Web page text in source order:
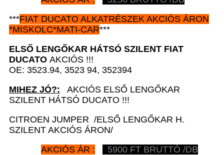
***FIAT DUCATO ALKATRÉSZEK AKCIÓS ÁRON
*MISKOLC*MATI-CAR***
ELSŐ LENGŐKAR HÁTSÓ SZILENT FIAT
DUCATO AKCIÓS !!!
OE: 3523.94, 3523 94, 352394
MIHEZ JÓ?: AKCIÓS ELSŐ LENGŐKAR
SZILENT HÁTSÓ DUCATO !!!
CITROEN JUMPER /ELSŐ LENGŐKAR H.
SZILENT AKCIÓS ÁRON/
AKCIÓS ÁR :
5900 FT BRUTTÓ /DB